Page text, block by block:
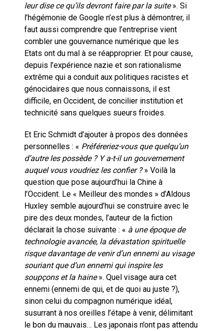
leur dise ce qu’ils devront faire par la suite». Si
l’hégémonie de Google n’est plus à démontrer, il
faut aussi comprendre que l’entreprise vient
combler une gouvernance numérique que les
Etats ont du mal à se réapproprier. Et pour cause,
depuis l’expérience nazie et son rationalisme
extrême qui a conduit aux politiques racistes et
génocidaires que nous connaissons, il est
difficile, en Occident, de concilier institution et
technicité sans quelques sueurs froides.
Et Eric Schmidt d’ajouter à propos des données
personnelles : « Préféreriez-vous que quelqu’un
d’autre les possède ? Y a-t-il un gouvernement
auquel vous voudriez les confier ?» Voilà la
question que pose aujourd’hui la Chine à
l’Occident. Le « Meilleur des mondes » d’Aldous
Huxley semble aujourd’hui se construire avec le
pire des deux mondes, l’auteur de la fiction
déclarait la chose suivante : « à une époque de
technologie avancée, la dévastation spirituelle
risque davantage de venir d’un ennemi au visage
souriant que d’un ennemi qui inspire les
soupçons et la haine». Quel visage aura cet
ennemi (ennemi de qui, et de quoi au juste ?),
sinon celui du compagnon numérique idéal,
susurrant à nos oreilles l’étape à venir, délimitant
le bon du mauvais… Les japonais n’ont pas attendu